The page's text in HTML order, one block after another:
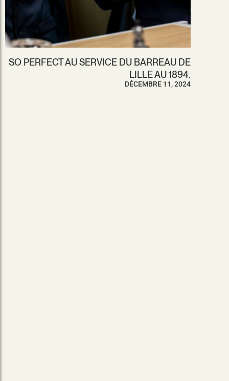
SO PERFECT AU SERVICE DU BARREAU DE
LILLE AU 1894.​
DÉCEMBRE 11, 2024